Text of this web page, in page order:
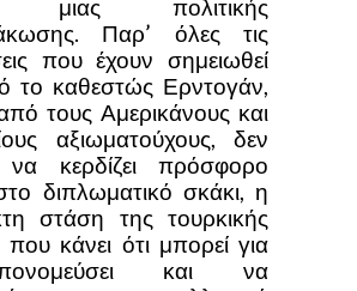
μιας πολιτικής
Παρ’ όλες τις
που έχουν σημειωθεί
το καθεστώς Ερντογάν,
τους Αμερικάνους και
αξιωματούχους, δεν
να κερδίζει πρόσφορο
διπλωματικό σκάκι, η
στάση της τουρκικής
κάνει ότι μπορεί για
και να